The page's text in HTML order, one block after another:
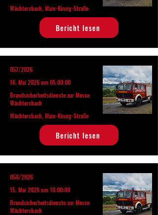
Wächtersbach, Main-Kinzig-Straße
Bericht lesen
057/2026
16. Mai 2026 um 05:00:00
Brandsicherheitsdienste zur Messe
Wächtersbach
Wächtersbach, Main-Kinzig-Straße
Bericht lesen
056/2026
15. Mai 2026 um 16:00:00
Brandsicherheitsdienste zur Messe
Wächtersbach